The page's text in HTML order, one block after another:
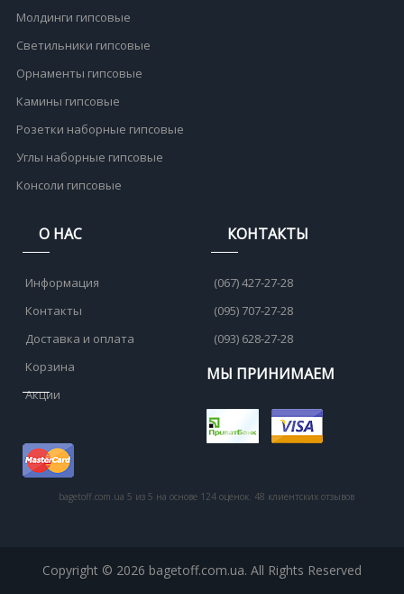
Молдинги гипсовые
Светильники гипсовые
Орнаменты гипсовые
Камины гипсовые
Розетки наборные гипсовые
Углы наборные гипсовые
Консоли гипсовые
О НАС
Информация
Контакты
Доставка и оплата
Корзина
Акции
КОНТАКТЫ
(067) 427-27-28
(095) 707-27-28
(093) 628-27-28
МЫ ПРИНИМАЕМ
bagetoff.com.ua 5 из 5 на основе 124 оценок. 48 клиентских отзывов
Copyright © 2026 bagetoff.com.ua. All Rights Reserved